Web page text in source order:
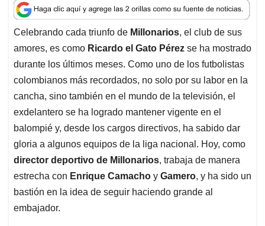
a
t
s
A
p
p
c
e
b
o
o
k
n
k
e
d
I
n
a
i
l
r
e
a
d
s
Celebrando cada triunfo de Millonarios, el club de sus
amores, es como Ricardo el Gato Pérez se ha mostrado
durante los últimos meses. Como uno de los futbolistas
colombianos más recordados, no solo por su labor en la
cancha, sino también en el mundo de la televisión, el
exdelantero se ha logrado mantener vigente en el
balompié y, desde los cargos directivos, ha sabido dar
gloria a algunos equipos de la liga nacional. Hoy, como
director deportivo de Millonarios, trabaja de manera
estrecha con Enrique Camacho y Gamero, y ha sido un
bastión en la idea de seguir haciendo grande al
embajador.